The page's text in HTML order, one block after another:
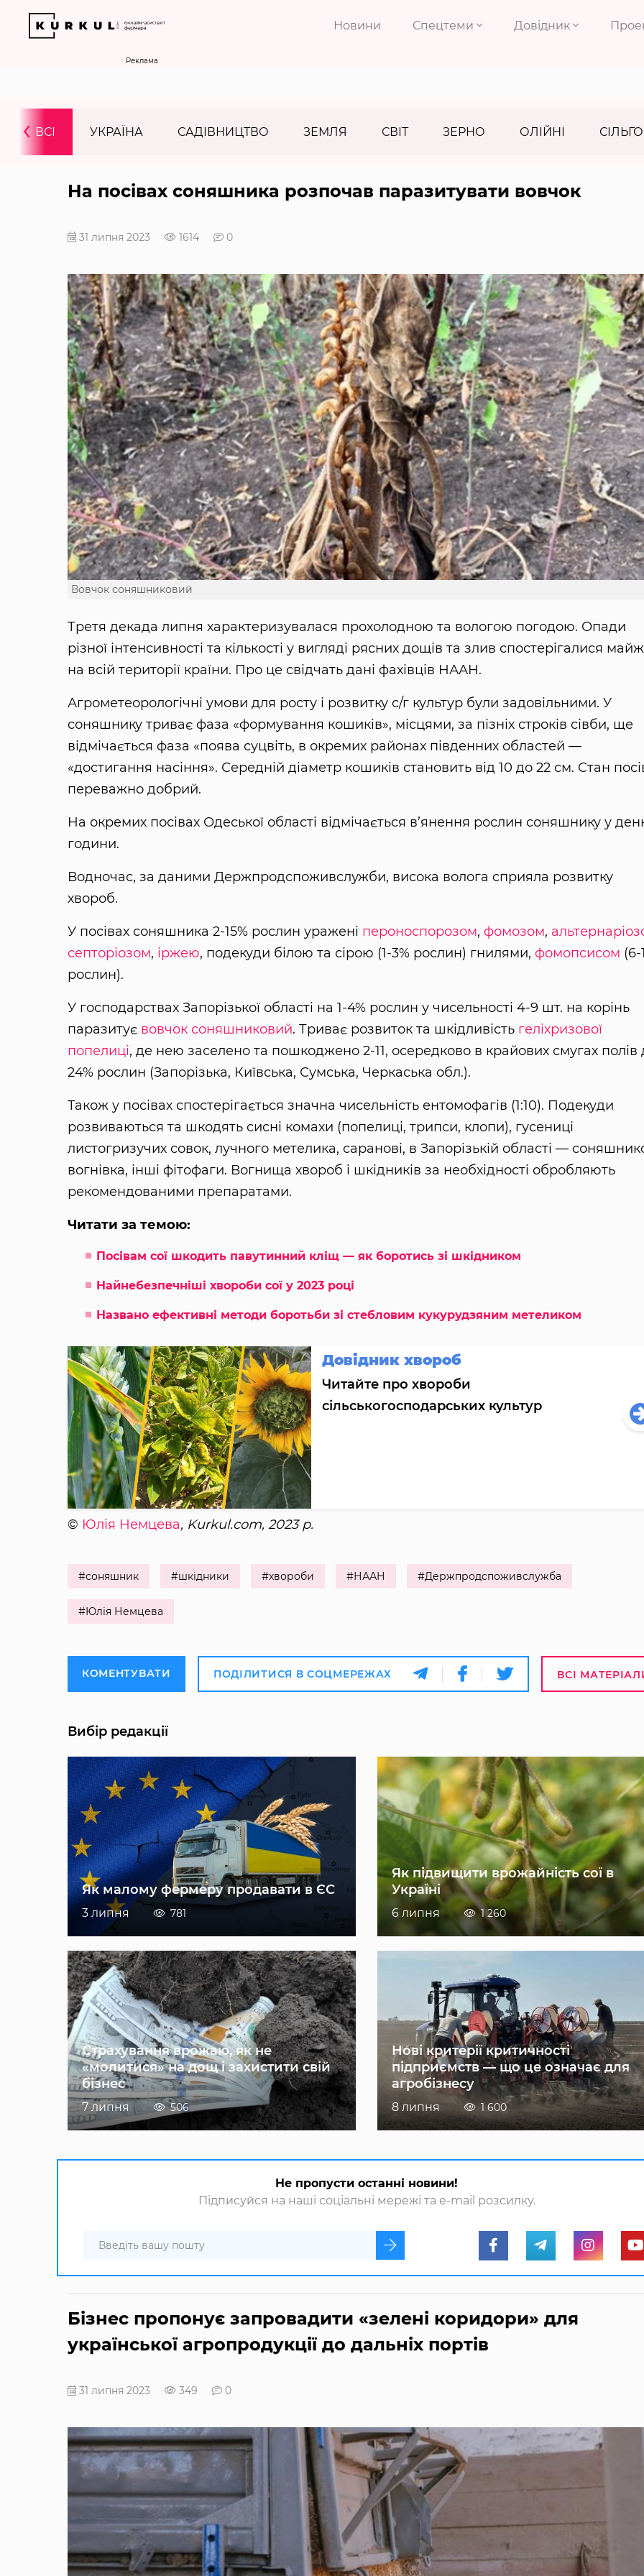
Новини Спецтеми Довідник
Реклама
ВСІ УКРАЇНА САДІВНИЦТВО ЗЕМЛЯ СВІТ ЗЕРНО ОЛІЙНІ
‹
На посівах соняшника розпочав паразитувати вовчок
31 липня 2023 1614 0
Вовчок соняшниковий
Третя декада липня характеризувалася прохолодною та вологою погодою. Опади
різної інтенсивності та кількості у вигляді рясних дощів та злив спостерігалися
на всій території країни. Про це свідчать дані фахівців НААН.
Агрометеорологічні умови для росту і розвитку с/г культур були задовільними. У
соняшнику триває фаза «формування кошиків», місцями, за пізніх строків сівби, ще
відмічається фаза «поява суцвіть, в окремих районах південних областей —
«достигання насіння». Середній діаметр кошиків становить від 10 до 22 см. Стан
переважно добрий.
На окремих посівах Одеської області відмічається в’янення рослин соняшнику у
години.
Водночас, за даними Держпродспоживслужби, висока волога сприяла розвитку
хвороб.
У посівах соняшника 2-15% рослин уражені пероноспорозом, фомозом,
септоріозом, іржею, подекуди білою та сірою (1-3% рослин) гнилями, фомопсисом (6-
рослин).
У господарствах Запорізької області на 1-4% рослин у чисельності 4-9 шт. на корінь
паразитує вовчок соняшниковий. Триває розвиток та шкідливість геліхризової
попелиці, де нею заселено та пошкоджено 2-11, осередково в крайових смугах полів
24% рослин (Запорізька, Київська, Сумська, Черкаська обл.).
Також у посівах спостерігається значна чисельність ентомофагів (1:10). Подекуди
розвиваються та шкодять сисні комахи (попелиці, трипси, клопи), гусениці
листогризучих совок, лучного метелика, саранові, в Запорізькій області —
вогнівка, інші фітофаги. Вогнища хвороб і шкідників за необхідності обробляють
рекомендованими препаратами.
Читати за темою:
Посівам сої шкодить павутинний кліщ — як боротись зі шкідником
Найнебезпечніші хвороби сої у 2023 році
Названо ефективні методи боротьби зі стебловим кукурудзяним метеликом
Довідник хвороб
Читайте про хвороби
сільськогосподарських культур
© Юлія Немцева, Kurkul.com, 2023 р.
#соняшник #шкідники #хвороби #НААН #Держпродспоживслужба
#Юлія Немцева
КОМЕНТУВАТИ ПОДІЛИТИСЯ В СОЦМЕРЕЖАХ ВСІ
Вибір редакції
Як малому фермеру продавати в ЄС
3 липня 781
Як підвищити врожайність сої в
Україні
6 липня 1 260
Страхування врожаю, як не
«молитися» на дощ і захистити свій
бізнес
7 липня 506
Нові критерії критичності
підприємств — що це означає для
агробізнесу
8 липня 1 600
Не пропусти останні новини!
Підписуйся на наші соціальні мережі та e-mail розсилку.
Бізнес пропонує запровадити «зелені коридори» для
української агропродукції до дальніх портів
31 липня 2023 349 0